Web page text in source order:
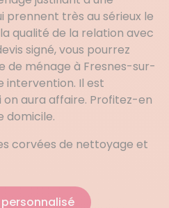
prennent très au sérieux le
qualité de la relation avec
signé, vous pourrez
de ménage à Fresnes-sur-
intervention. Il est
on aura affaire. Profitez-en
domicile.
corvées de nettoyage et